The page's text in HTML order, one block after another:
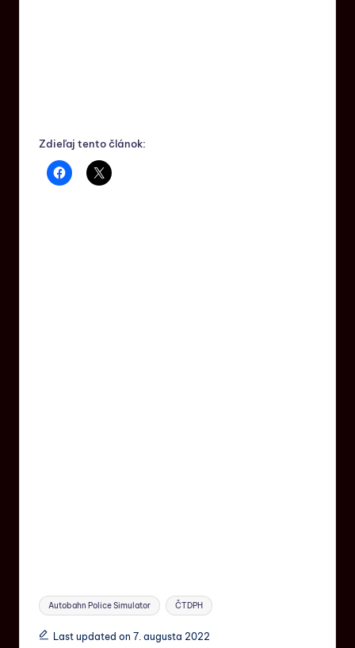
Zdieľaj tento článok:
Autobahn Police Simulator ČTDPH
Last updated on 7. augusta 2022